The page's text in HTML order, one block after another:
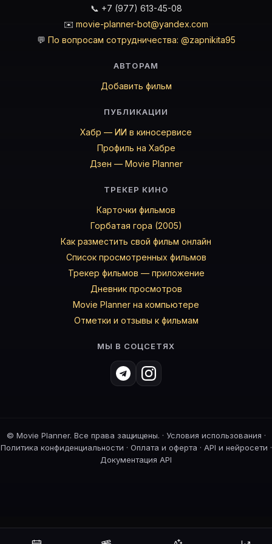
📞 +7 (977) 613-45-08
✉️ movie-planner-bot@yandex.com
💬 По вопросам сотрудничества: @zapnikita95
АВТОРАМ
Добавить фильм
ПУБЛИКАЦИИ
Хабр — ИИ в киносервисе
Профиль на Хабре
Дзен — Movie Planner
ТРЕКЕР КИНО
Карточки фильмов
Горбатая гора (2005)
Как разместить свой фильм онлайн
Список просмотренных фильмов
Трекер фильмов — приложение
Дневник просмотров
Movie Planner на компьютере
Отметки и отзывы к фильмам
МЫ В СОЦСЕТЯХ
© Movie Planner. Все права защищены. · Условия использования ·
Политика конфиденциальности · Оплата и оферта · API и нейросети ·
Документация API